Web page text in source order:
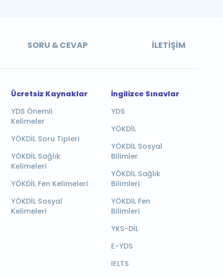
SORU & CEVAP İLETIŞIM
Ücretsiz Kaynaklar
YDS Önemli
Kelimeler
YÖKDİL Soru Tipleri
YÖKDİL Sağlık
Kelimeleri
YÖKDİL Fen Kelimeleri
YÖKDİL Sosyal
Kelimeleri
İngilizce Sınavlar
YDS
YÖKDİL
YÖKDİL Sosyal
Bilimler
YÖKDİL Sağlık
Bilimleri
YÖKDİL Fen
Bilimleri
YKS-DİL
E-YDS
IELTS